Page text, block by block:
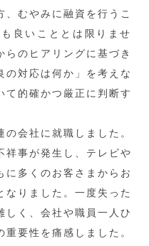
むやみに融資を行うこ
良いこととは限りませ
らのヒアリングに基づき
の対応は何か」を考えな
て的確かつ厳正に判断す
会社に就職しました。
祥事が発生し、テレビや
に多くのお客さまからお
なりました。一度失った
しく、会社や職員一人ひ
要性を痛感しました。